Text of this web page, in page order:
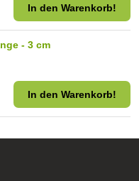
In den Warenkorb!
- 3 cm
In den Warenkorb!